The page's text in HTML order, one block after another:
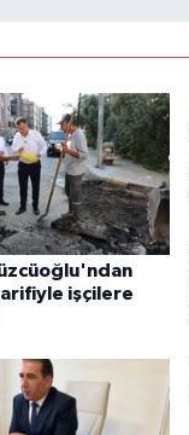
tarifiyle işçilere